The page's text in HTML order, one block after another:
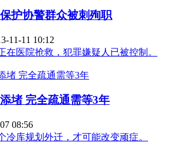
护协警群众被刺殉职
11-11 10:12
在医院抢救，犯罪嫌疑人已被控制。
堵 完全疏通需等3年
08:56
冷库规划外迁，才可能改变顽症。